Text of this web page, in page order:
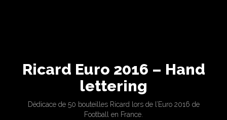
Ricard Euro 2016 – Hand
lettering
Dédicace de 50 bouteilles Ricard lors de l’Euro 2016 de
Football en France.